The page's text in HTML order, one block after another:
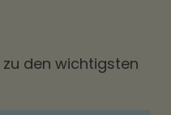
den wichtigsten